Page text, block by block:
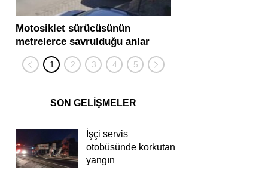
Motosiklet sürücüsünün
metrelerce savrulduğu anlar
güvenlik kamerasında
SON GELİŞMELER
İşçi servis
otobüsünde korkutan
yangın